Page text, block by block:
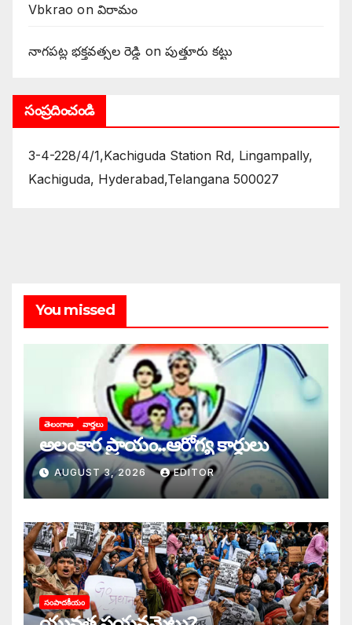
Vbkrao onవిరామం
నాగపట్ల భక్తవత్సల రెడ్డి onపుత్తూరు కట్టు
సంప్రదించండి
3-4-228/4/1,Kachiguda Station Rd, Lingampally,
Kachiguda, Hyderabad,Telangana 500027
You missed
తెలంగాణ వార్తలు
అలంకార ప్రాయం..ఆరోగ్య కార్డులు
AUGUST 3, 2026 EDITOR
సంపాదకీయం